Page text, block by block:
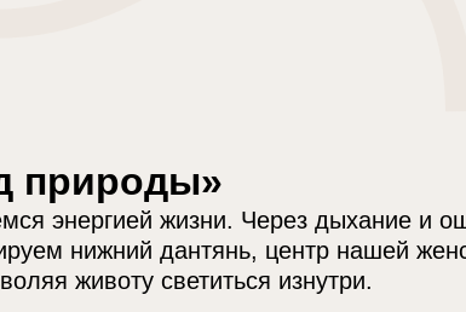
природы»
энергией жизни. Через дыхание и
нижний дантянь, центр нашей
животу светиться изнутри.